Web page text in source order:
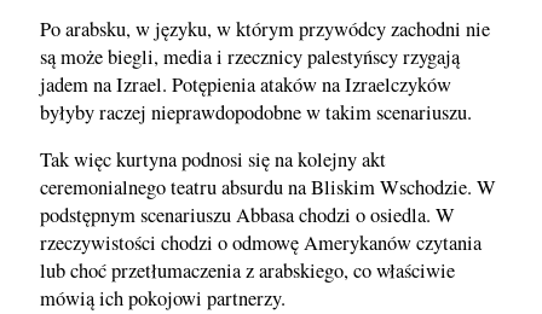
Po arabsku, w języku, w którym przywódcy zachodni nie
są może biegli, media i rzecznicy palestyńscy rzygają
jadem na Izrael. Potępienia ataków na Izraelczyków
byłyby raczej nieprawdopodobne w takim scenariuszu.
Tak więc kurtyna podnosi się na kolejny akt
ceremonialnego teatru absurdu na Bliskim Wschodzie. W
podstępnym scenariuszu Abbasa chodzi o osiedla. W
rzeczywistości chodzi o odmowę Amerykanów czytania
lub choć przetłumaczenia z arabskiego, co właściwie
mówią ich pokojowi partnerzy.